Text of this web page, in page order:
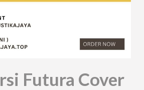
Futura Cover